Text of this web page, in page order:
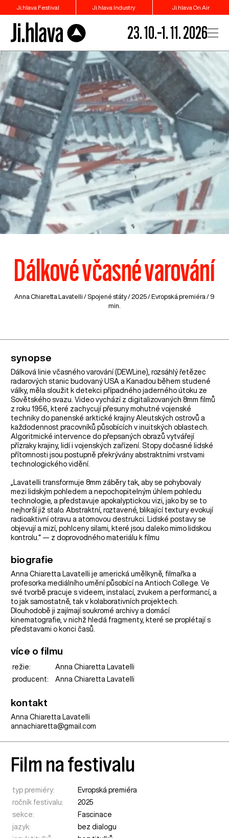
Ji.hlava Festival Ji.hlava Industry Ji.hlava On Air
23. 10.–1. 11. 2026
Dálkové včasné varování
Anna Chiaretta Lavatelli / Spojené státy/ 2025 / Evropská premiéra / 9
min.
synopse
Dálková linie včasného varování (DEWLine), rozsáhlý řetězec
radarových stanic budovaný USA a Kanadou během studené
války, měla sloužit k detekci případného jaderného útoku ze
Sovětského svazu. Video vychází z digitalizovaných 8mm filmů
z roku 1956, které zachycují přesuny mohutné vojenské
techniky do panenské arktické krajiny Aleutských ostrovů a
každodennost pracovníků působících v inuitských oblastech.
Algoritmické intervence do přepsaných obrazů vytvářejí
přízraky krajiny, lidí i vojenských zařízení. Stopy dočasné lidské
přítomnosti jsou postupně překrývány abstraktními vrstvami
technologického vidění.
„Lavatelli transformuje 8mm záběry tak, aby se pohybovaly
mezi lidským pohledem a nepochopitelným úhlem pohledu
technologie, a představuje apokalyptickou vizi, jako by se to
nejhorší již stalo. Abstraktní, roztavené, blikající textury evokují
radioaktivní otravu a atomovou destrukci. Lidské postavy se
objevují a mizí, pohlceny silami, které jsou daleko mimo lidskou
kontrolu.“ — z doprovodného materiálu k filmu
biografie
Anna Chiaretta Lavatelli je americká umělkyně, filmařka a
profesorka mediálního umění působící na Antioch College. Ve
své tvorbě pracuje s videem, instalací, zvukem a performancí, a
to jak samostatně, tak v kolaborativních projektech.
Dlouhodobě ji zajímají soukromé archivy a domácí
kinematografie, v nichž hledá fragmenty, které se proplétají s
představami o konci časů.
více o filmu
režie:
Anna Chiaretta Lavatelli
producent:
Anna Chiaretta Lavatelli
kontakt
Anna Chiaretta Lavatelli
annachiaretta@gmail.com
Film na festivalu
typ premiéry:
Evropská premiéra
ročník festivalu:
2025
sekce:
Fascinace
jazyk:
bez dialogu